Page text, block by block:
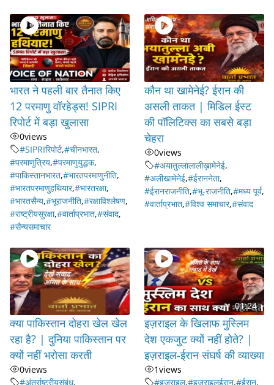
भारत ने पहली बार तैनात किए
12 परमाणु वॉरहेड्स! SIPRI
रिपोर्ट में बड़ा खुलासा
0views
#SIPRIरिपोर्ट,#चीनभारत,
#परमाणुत्रिय,#परमाणुयुद्धक,
#पाकिस्तानभारत,#भारतपरमाणुनीति,
#भारतपरमाणुहथियार,#भारतरक्षा,
#भारतसैन्य,#भूराजनीति,#रक्षाविश्लेषण,
#राष्ट्रीयसुरक्षा,#वार्ताप्रभात,#संवाद,
#सैन्यसमाचार
कौन था खामेनेई? ईरान की
असली ताकत | मिडिल ईस्ट
की पॉलिटिक्स का सबसे बड़ा
चेहरा
0views
#अयातुल्लालालीख़ामेनेई,
#अलीखामेनेई,#ईराननेता,
#ईरानराजनीति,#भू-राजनीति,#मध्य पूर्व,
#वार्ताप्रभात,#विश्व समाचार,#संवाद
क्या पाकिस्तान दोहरा खेल खेल
रहा है? | दुनिया पाकिस्तान पर
क्यों नहीं भरोसा करती
0views
#अंतर्राष्ट्रीयसंबंध,
01:24
इज़राइल के खिलाफ मुस्लिम
देश एकजुट क्यों नहीं होते? |
इज़राइल-ईरान संघर्ष की व्याख्या
1views
#इजराइल,#इज़राइलईरान,#ईरान,